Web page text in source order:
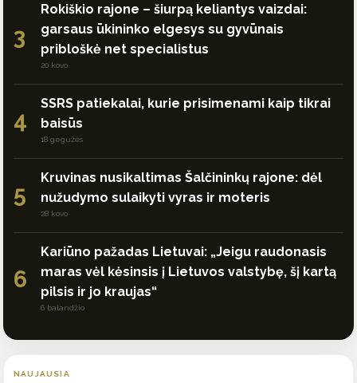
3
Rokiškio rajone – šiurpą keliantys vaizdai:
garsaus ūkininko elgesys su gyvūnais
pribloškė net specialistus
20 kovo
4
SSRS patiekalai, kurie prisimenami kaip tikrai
baisūs
18 gegužės
5
Kruvinas nusikaltimas Šalčininkų rajone: dėl
nužudymo sulaikyti vyras ir moteris
28 kovo
6
Kariūno pažadas Lietuvai: „Jeigu raudonasis
maras vėl kėsinsis į Lietuvos valstybę, šį kartą
pilsis ir jo kraujas“
6 balandžio
NAUJAUSIA